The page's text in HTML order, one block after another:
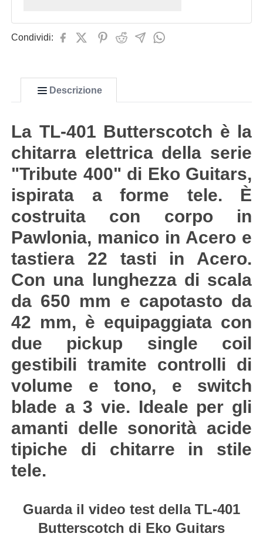
Condividi:
Descrizione
La TL-401 Butterscotch è la
chitarra elettrica della serie
"Tribute 400" di Eko Guitars,
ispirata a forme tele. È
costruita con corpo in
Pawlonia, manico in Acero e
tastiera 22 tasti in Acero.
Con una lunghezza di scala
da 650 mm e capotasto da
42 mm, è equipaggiata con
due pickup single coil
gestibili tramite controlli di
volume e tono, e switch
blade a 3 vie. Ideale per gli
amanti delle sonorità acide
tipiche di chitarre in stile
tele.
Guarda il video test della TL-401
Butterscotch di Eko Guitars